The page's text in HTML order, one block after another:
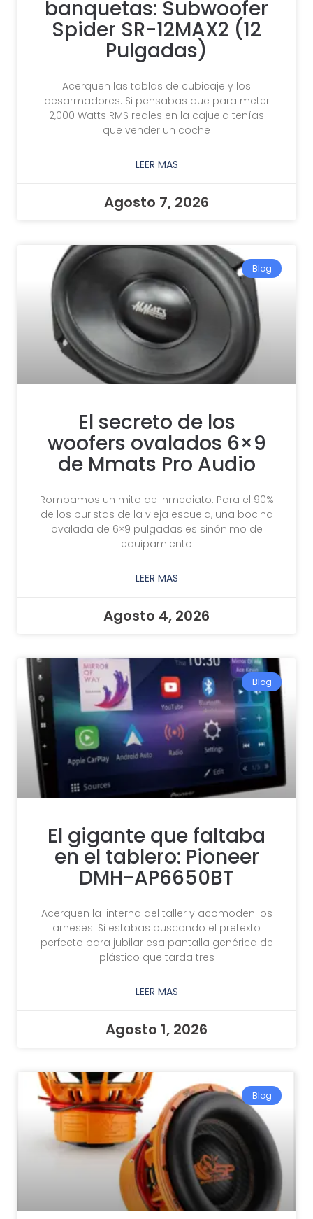
Haz Clic Aqui
banquetas: Subwoofer
Spider SR-12MAX2 (12
Pulgadas)
Acerquen las tablas de cubicaje y los
desarmadores. Si pensabas que para meter
2,000 Watts RMS reales en la cajuela tenías
que vender un coche
LEER MAS
Agosto 7, 2026
Blog
El secreto de los
woofers ovalados 6×9
de Mmats Pro Audio
Rompamos un mito de inmediato. Para el 90%
de los puristas de la vieja escuela, una bocina
ovalada de 6×9 pulgadas es sinónimo de
equipamiento
LEER MAS
Agosto 4, 2026
Blog
El gigante que faltaba
en el tablero: Pioneer
DMH-AP6650BT
Acerquen la linterna del taller y acomoden los
arneses. Si estabas buscando el pretexto
perfecto para jubilar esa pantalla genérica de
plástico que tarda tres
LEER MAS
Agosto 1, 2026
Blog